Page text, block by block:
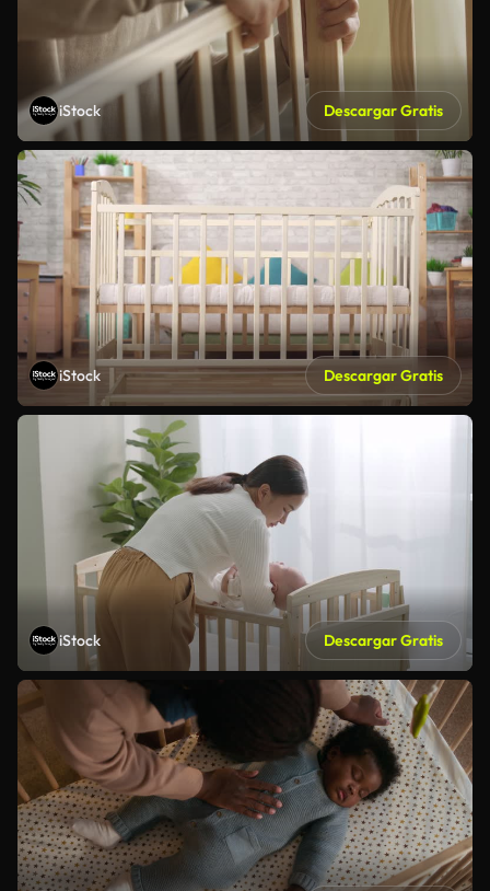
iStock Descargar Gratis
iStock Descargar Gratis
iStock Descargar Gratis